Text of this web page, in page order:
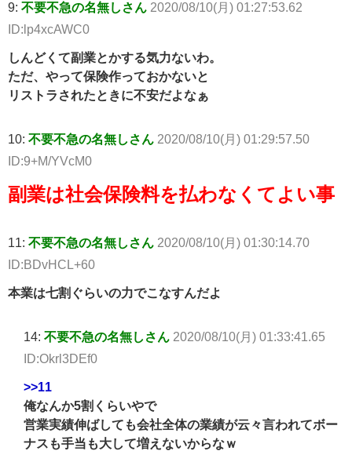
9: 不要不急の名無しさん 2020/08/10(月) 01:27:53.62
ID:lp4xcAWC0
しんどくて副業とかする気力ないわ。
ただ、やって保険作っておかないと
リストラされたときに不安だよなぁ
10: 不要不急の名無しさん 2020/08/10(月) 01:29:57.50
ID:9+M/YVcM0
副業は社会保険料を払わなくてよい事
11: 不要不急の名無しさん 2020/08/10(月) 01:30:14.70
ID:BDvHCL+60
本業は七割ぐらいの力でこなすんだよ
14: 不要不急の名無しさん 2020/08/10(月) 01:33:41.65
ID:Okrl3DEf0
>>11
俺なんか5割くらいやで
営業実績伸ばしても会社全体の業績が云々言われてボー
ナスも手当も大して増えないからなｗ